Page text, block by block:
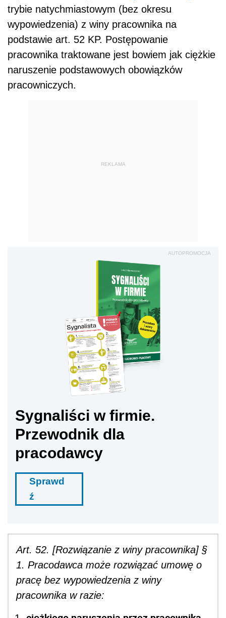
trybie natychmiastowym (bez okresu
wypowiedzenia) z winy pracownika na
podstawie art. 52 KP. Postępowanie
pracownika traktowane jest bowiem jak ciężkie
naruszenie podstawowych obowiązków
pracowniczych.
REKLAMA
AUTOPROMOCJA
Sygnaliści w firmie.
Przewodnik dla
pracodawcy
Sprawd
ź
Art. 52. [Rozwiązanie z winy pracownika] §
1. Pracodawca może rozwiązać umowę o
pracę bez wypowiedzenia z winy
pracownika w razie: